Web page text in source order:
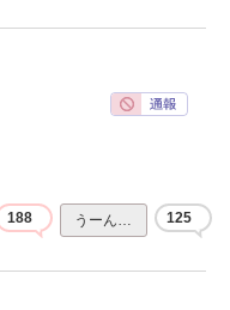
188 うーん… 125